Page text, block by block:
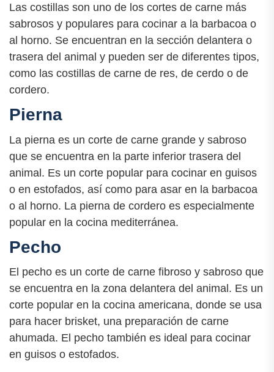
Las costillas son uno de los cortes de carne más
sabrosos y populares para cocinar a la barbacoa o
al horno. Se encuentran en la sección delantera o
trasera del animal y pueden ser de diferentes tipos,
como las costillas de carne de res, de cerdo o de
cordero.
Pierna
La pierna es un corte de carne grande y sabroso
que se encuentra en la parte inferior trasera del
animal. Es un corte popular para cocinar en guisos
o en estofados, así como para asar en la barbacoa
o al horno. La pierna de cordero es especialmente
popular en la cocina mediterránea.
Pecho
El pecho es un corte de carne fibroso y sabroso que
se encuentra en la zona delantera del animal. Es un
corte popular en la cocina americana, donde se usa
para hacer brisket, una preparación de carne
ahumada. El pecho también es ideal para cocinar
en guisos o estofados.